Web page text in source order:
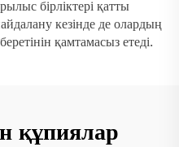
бірліктері қатты
кезінде де олардың
қамтамасыз етеді.
құпиялар